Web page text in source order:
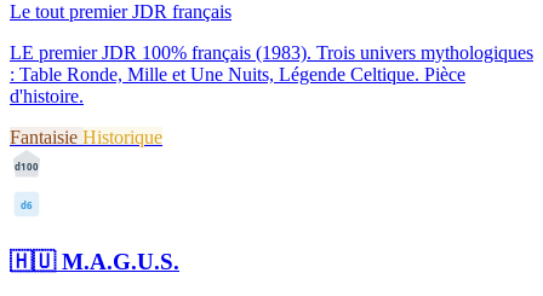
Le tout premier JDR français
LE premier JDR 100% français (1983). Trois univers mythologiques
: Table Ronde, Mille et Une Nuits, Légende Celtique. Pièce
d'histoire.
Fantaisie Historique
d100
d6
🇭🇺M.A.G.U.S.